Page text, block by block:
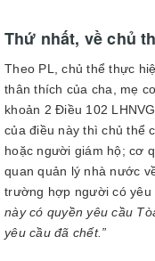
Thứ nhất, về chủ
Theo PL, chủ thể thực
thân thích của cha, mẹ
khoản 2 Điều 102
của điều này thì chủ thể
hoặc người giám hộ; cơ
quan quản lý nhà nước
trường hợp người có yêu
này có quyền yêu cầu
yêu cầu đã chết.”